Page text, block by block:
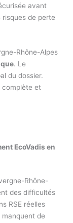
avant
de perte
Rhône-Alpes
. Le
du dossier.
complète et
EcoVadis en
Rhône-
des difficultés
RSE réelles
manquent de